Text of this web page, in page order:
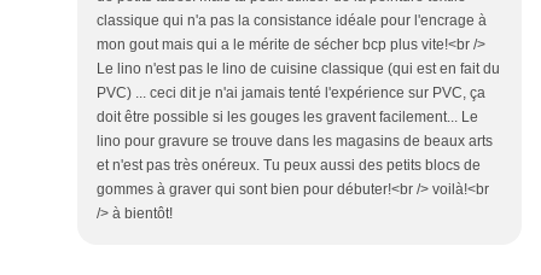
classique qui n'a pas la consistance idéale pour l'encrage à
mon gout mais qui a le mérite de sécher bcp plus vite!<br />
Le lino n'est pas le lino de cuisine classique (qui est en fait du
PVC) ... ceci dit je n'ai jamais tenté l'expérience sur PVC, ça
doit être possible si les gouges les gravent facilement... Le
lino pour gravure se trouve dans les magasins de beaux arts
et n'est pas très onéreux. Tu peux aussi des petits blocs de
gommes à graver qui sont bien pour débuter!<br /> voilà!<br
/> à bientôt!